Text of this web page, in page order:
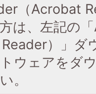
（Acrobat
は、左記の
）」ダ
ウェアをダ
。